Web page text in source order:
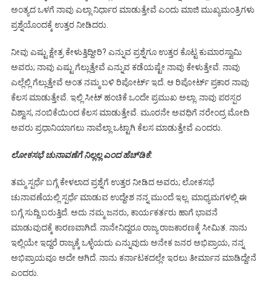
ಅಂತ್ಯದ ಒಳಗೆ ನಾವು ಎಲ್ಲಾ ನಿರ್ಧಾರ ಮಾಡುತ್ತೇವೆ ಎಂದು ಮಾಜಿ ಮುಖ್ಯಮಂತ್ರಿಗಳು
ಪ್ರಶ್ನೆಯೊಂದಕ್ಕೆ ಉತ್ತರ ನೀಡಿದರು.
ನೀವು ಎಷ್ಟು ಕ್ಷೇತ್ರ ಕೇಳುತ್ತಿದ್ದೀರಿ? ಎನ್ನುವ ಪ್ರಶ್ನೆಗೂ ಉತ್ತರ ಕೊಟ್ಟ ಕುಮಾರಸ್ವಾಮಿ
ಅವರು; ನಾವು ಎಷ್ಟು ಗೆಲ್ಲುತ್ತೇವೆ ಎನ್ನುವ ಕಡೆಯಷ್ಟೇ ನಾವು ಕೇಳುತ್ತೇವೆ. ನಾವು
ಎಲ್ಲೆಲ್ಲಿ ಗೆಲ್ಲುತ್ತೇವೆ ಅಂತ ನಮ್ಮ ಬಳಿ ರಿಪೋರ್ಟ್ ಇದೆ. ಆ ರಿಪೋರ್ಟ್ ಪ್ರಕಾರ ನಾವು
ಕೆಲಸ ಮಾಡುತ್ತೇವೆ. ಇಲ್ಲಿ ಸೀಟ್ ಹಂಚಿಕೆ ಒಂದೇ ಪ್ರಮುಖ ಅಲ್ಲಾ. ನಾವು ಪರಸ್ಪರ
ವಿಶ್ವಾಸ, ನಂಬಿಕೆಯಿಂದ ಕೆಲಸ ಮಾಡುತ್ತೇವೆ. ಮೂರನೇ ಅವಧಿಗೆ ನರೇಂದ್ರ ಮೋದಿ
ಅವರು ಪ್ರಧಾನಿಯಾಗಲು ನಾವೆಲ್ಲಾ ಒಟ್ಟಾಗಿ ಕೆಲಸ ಮಾಡುತ್ತೇವೆ ಎಂದರು.
ಲೋಕಸಭೆ ಚುನಾವಣೆಗೆ ನಿಲ್ಲಲ್ಲ ಎಂದ ಹೆಚ್‌ಡಿಕೆ:
ತಮ್ಮ ಸ್ಪರ್ಧೆ ಬಗ್ಗೆ ಕೇಳಲಾದ ಪ್ರಶ್ನೆಗೆ ಉತ್ತರ ನೀಡಿದ ಅವರು; ಲೋಕಸಭೆ
ಚುನಾವಣೆಯಲ್ಲಿ ಸ್ಪರ್ಧೆ ಮಾಡುವ ಉದ್ದೇಶ ನನ್ನ ಮುಂದೆ ಇಲ್ಲ. ಮಾಧ್ಯಮಗಳಲ್ಲಿ ಈ
ಬಗ್ಗೆ ಸುದ್ದಿ ಬರುತ್ತಿದೆ. ಅದು ನಮ್ಮ ಜನರು, ಕಾರ್ಯಕರ್ತರು ಹಾಗೆ ಭಾವನೆ
ಮಾಡುವುದಕ್ಕೆ ಕಾರಣವಾಗಿದೆ. ನಾನೇನಿದ್ದರೂ ರಾಜ್ಯ ರಾಜಕಾರಣಕ್ಕೆ ಸೀಮಿತ. ನಾನು
ಇಲ್ಲಿಯೇ ಇದ್ದರೆ ರಾಜ್ಯಕ್ಕೆ ಒಳ್ಳೆಯದು ಎನ್ನುವುದು ಅನೇಕ ಜನರ ಅಭಿಪ್ರಾಯ, ನನ್ನ
ಅಭಿಪ್ರಾಯವೂ ಅದೇ ಆಗಿದೆ. ನಾನು ಕರ್ನಾಟಕದಲ್ಲೇ ಇರಲು ತೀರ್ಮಾನ ಮಾಡಿದ್ದೇನೆ
ಎಂದರು.